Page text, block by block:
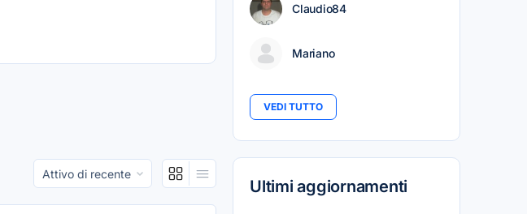
Order
By:
Claudio84
Mariano
VEDI TUTTO
Ultimi aggiornamenti